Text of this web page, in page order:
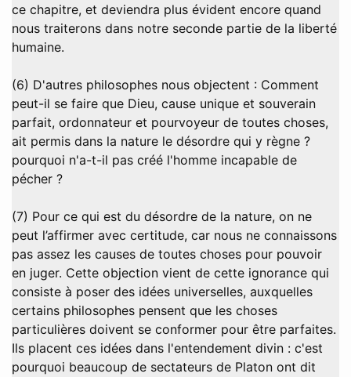
ce chapitre, et deviendra plus évident encore quand
nous traiterons dans notre seconde partie de la liberté
humaine.
(6) D'autres philosophes nous objectent : Comment
peut-il se faire que Dieu, cause unique et souverain
parfait, ordonnateur et pourvoyeur de toutes choses,
ait permis dans la nature le désordre qui y règne ?
pourquoi n'a-t-il pas créé l'homme incapable de
pécher ?
(7) Pour ce qui est du désordre de la nature, on ne
peut l’affirmer avec certitude, car nous ne connaissons
pas assez les causes de toutes choses pour pouvoir
en juger. Cette objection vient de cette ignorance qui
consiste à poser des idées universelles, auxquelles
certains philosophes pensent que les choses
particulières doivent se conformer pour être parfaites.
Ils placent ces idées dans l'entendement divin : c'est
pourquoi beaucoup de sectateurs de Platon ont dit